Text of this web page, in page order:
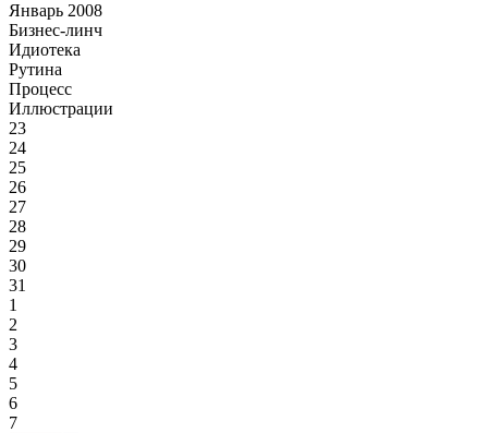
Январь 2008
Бизнес-линч
Идиотека
Рутина
Процесс
Иллюстрации
23
24
25
26
27
28
29
30
31
1
2
3
4
5
6
7